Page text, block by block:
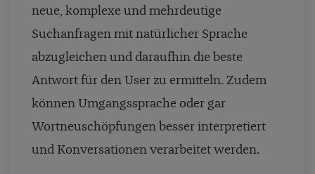
neue, komplexe und mehrdeutige
Suchanfragen mit natürlicher Sprache
abzugleichen und daraufhin die beste
Antwort für den User zu ermitteln. Zudem
können Umgangssprache oder gar
Wortneuschöpfungen besser interpretiert
und Konversationen verarbeitet werden.